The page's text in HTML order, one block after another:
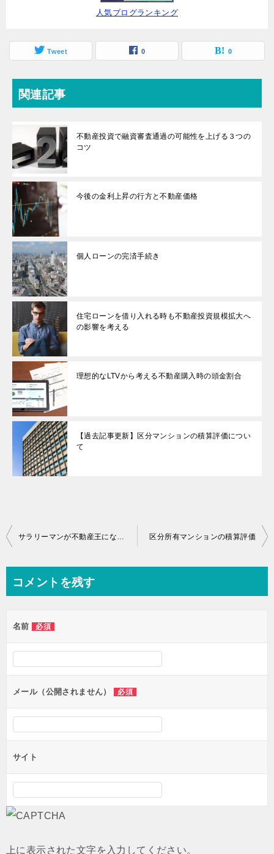
人気ブログランキング
Tweet 0 0
関連記事
不動産投資で融資審査通過の可能性を上げる３つの
コツ
今後の金利上昇の行方と不動産価格
個人ローンの完済手続き
住宅ローンを借り入れる時も不動産投資規模拡大へ
の影響を考える
理想的なLTVから考える不動産購入時の頭金割合
【過去記事更新】区分マンションの積算評価につい
て
投
ビ
ー
シ
ン
サラリーマンが不動産王になるために必要なこととは？ 区分所有マンションの積算評価
コメントを残す
名前 必須
メール（公開されません） 必須
サイト
上に表示された文字を入力してください。